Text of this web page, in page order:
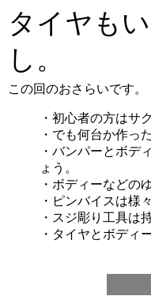
タイヤも
し。
この回のおさらいです。
・初心者の方はサ
・でも何台か作っ
・バンパーとボデ
ょう。
・ボディーなどの
・ピンバイスは様
・スジ彫り工具は
・タイヤとボディ